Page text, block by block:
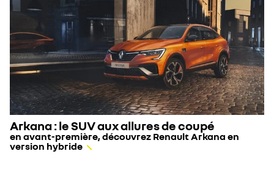
Arkana : le SUV aux allures de coupé
en avant-première, découvrez Renault Arkana en
version hybride